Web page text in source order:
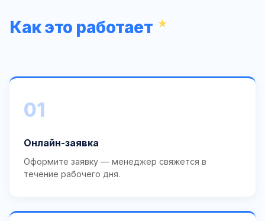
Как это работает
01
Онлайн-заявка
Оформите заявку — менеджер свяжется в
течение рабочего дня.